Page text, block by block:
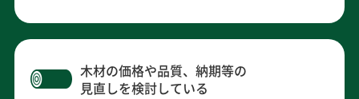
木材の価格や品質、納期等の
見直しを検討している